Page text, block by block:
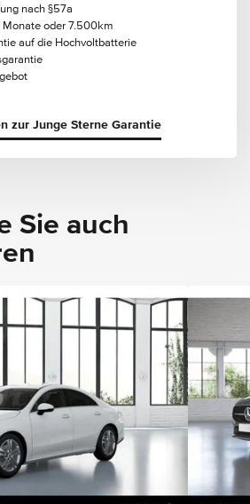
nach §57a
oder 7.500km
auf die Hochvoltbatterie
zur Junge Sterne Garantie
Sie auch